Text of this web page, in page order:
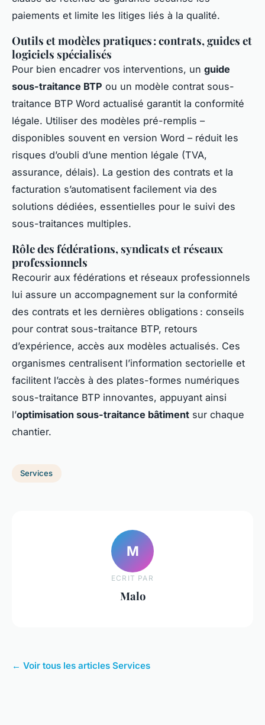
paiements et limite les litiges liés à la qualité.
Outils et modèles pratiques : contrats, guides et
logiciels spécialisés
Pour bien encadrer vos interventions, un guide
sous-traitance BTP ou un modèle contrat sous-
traitance BTP Word actualisé garantit la conformité
légale. Utiliser des modèles pré-remplis –
disponibles souvent en version Word – réduit les
risques d’oubli d’une mention légale (TVA,
assurance, délais). La gestion des contrats et la
facturation s’automatisent facilement via des
solutions dédiées, essentielles pour le suivi des
sous-traitances multiples.
Rôle des fédérations, syndicats et réseaux
professionnels
Recourir aux fédérations et réseaux professionnels
lui assure un accompagnement sur la conformité
des contrats et les dernières obligations : conseils
pour contrat sous-traitance BTP, retours
d’expérience, accès aux modèles actualisés. Ces
organismes centralisent l’information sectorielle et
facilitent l’accès à des plates-formes numériques
sous-traitance BTP innovantes, appuyant ainsi
l’optimisation sous-traitance bâtiment sur chaque
chantier.
Services
M
ECRIT PAR
Malo
← Voir tous les articles Services